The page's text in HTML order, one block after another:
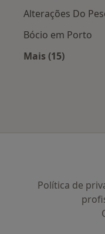
Alterações Do
Bócio em Porto
Mais (15)
Política de